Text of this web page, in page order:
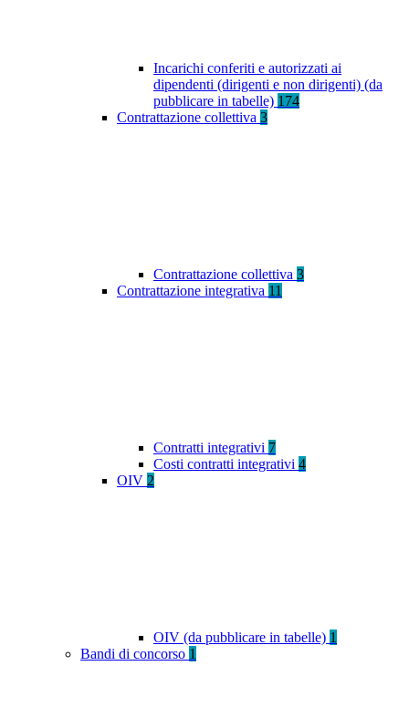
Incarichi conferiti e autorizzati ai
dipendenti (dirigenti e non dirigenti) (da
pubblicare in tabelle) 174
Contrattazione collettiva 3
Contrattazione collettiva 3
Contrattazione integrativa 11
Contratti integrativi 7
Costi contratti integrativi 4
OIV 2
OIV (da pubblicare in tabelle) 1
Bandi di concorso 1